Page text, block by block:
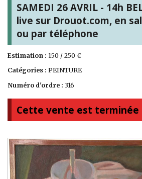
SAMEDI 26 AVRIL - 14h
live sur Drouot.com, en
ou par téléphone
Estimation : 150 / 250 €
Catégories : PEINTURE
Numéro d'ordre : 316
Cette vente est terminée